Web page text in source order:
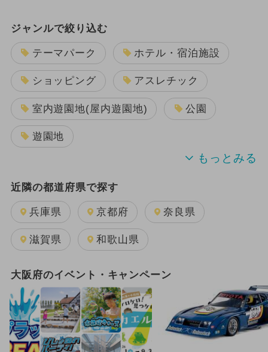
ジャンルで絞り込む
テーマパーク ホテル・宿泊施設
ショッピング アスレチック
室内遊園地(屋内遊園地) 公園
遊園地
BBQ(バーベキュー)
電車・鉄道
キッズカフェ・親子カフェ
博物館 スケート
水族館 空港・飛行機
近隣の都道府県で探す
兵庫県 京都府 奈良県
滋賀県 和歌山県
大阪府のイベント・キャンペーン